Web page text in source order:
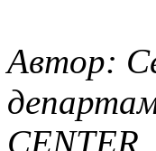
Автор:
CENTER